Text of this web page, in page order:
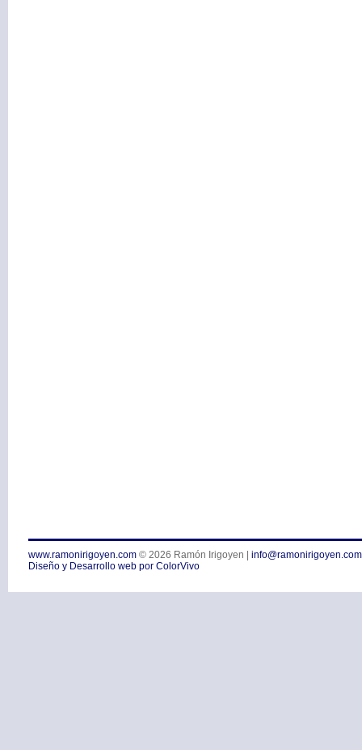
www.ramonirigoyen.com © 2026 Ramón Irigoyen
info@ramonirigoyen.com
Diseño y Desarrollo web por ColorVivo